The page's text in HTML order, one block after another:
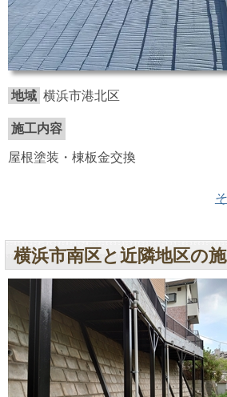
地域 横浜市港北区
施工内容
屋根塗装・棟板金交換
横浜市南区と近隣地区の